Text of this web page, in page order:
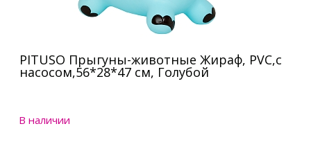
PITUSO Прыгуны-животные Жираф, PVC,с
насосом,56*28*47 см, Голубой
В наличии